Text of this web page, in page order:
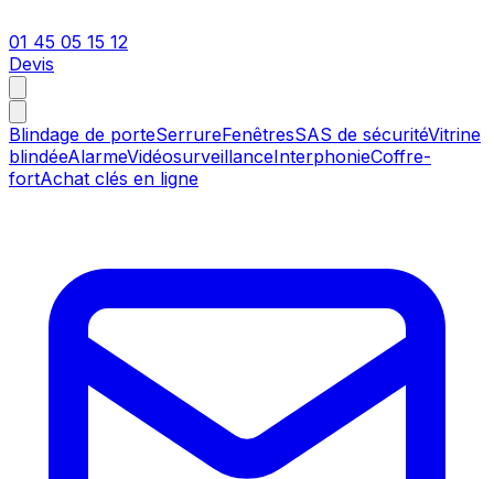
01 45 05 15 12
Devis
Blindage de porteSerrureFenêtresSAS de sécuritéVitrine
blindéeAlarmeVidéosurveillanceInterphonieCoffre-
fortAchat clés en ligne